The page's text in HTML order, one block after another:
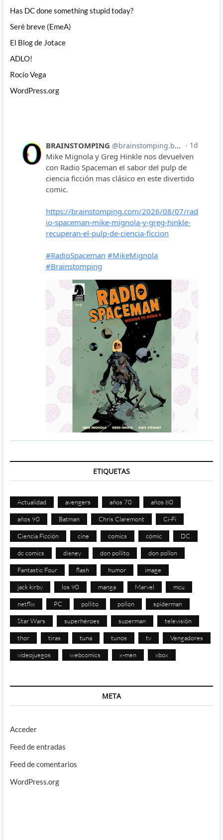
Has DC done something stupid today?
Seré breve (EmeA)
El Blog de Jotace
ADLO!
Rocío Vega
WordPress.org
ETIQUETAS
Actualidad avengers años 70 años 80
años 90 Batman Chris Claremont Ci-Fi
Ciencia Ficción cine comics cómic DC
dc comics disney don pollito don pollon
Fantastic Four flash humor image
jack kirby los 90 manga Marvel mcu
netflix PC pollito pollon spiderman
Star Wars superhéroes superman televisión
thor tiras tuna tunos tv Vengadores
videojuegos webcomics x-men xbox
META
Acceder
Feed de entradas
Feed de comentarios
WordPress.org